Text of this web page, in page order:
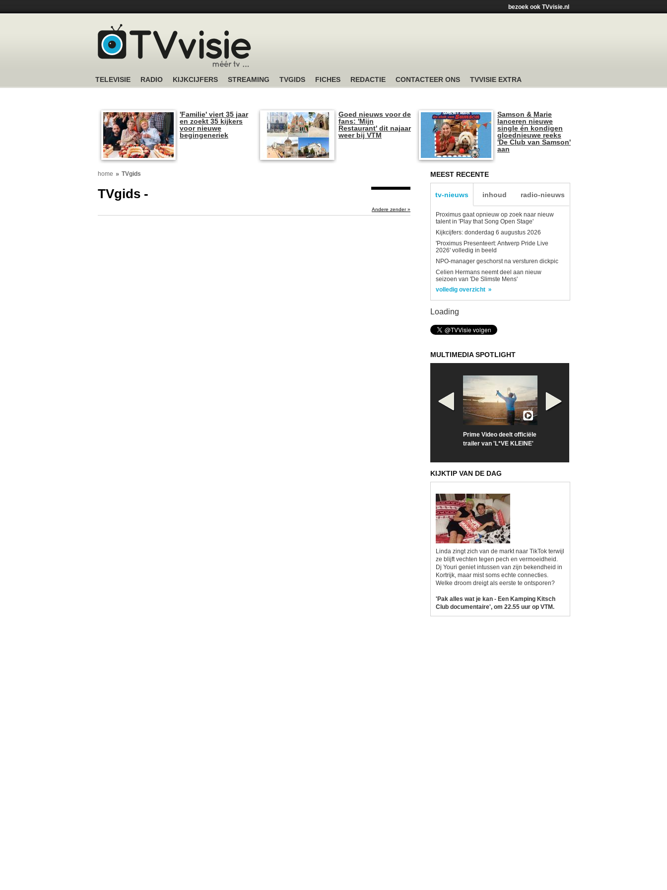
bezoek ook TVvisie.nl
TELEVISIE RADIO KIJKCIJFERS STREAMING TVGIDS FICHES REDACTIE CONTACTEER ONS TVVISIE EXTRA
'Familie' viert 35 jaar
en zoekt 35 kijkers
voor nieuwe
begingeneriek
Goed nieuws voor de
fans: 'Mijn
Restaurant' dit najaar
weer bij VTM
Samson & Marie
lanceren nieuwe
single én kondigen
gloednieuwe reeks
'De Club van Samson'
aan
home TVgids
TVgids -
Andere zender »
MEEST RECENTE
tv-nieuws inhoud radio-nieuws
Proximus gaat opnieuw op zoek naar nieuw
talent in 'Play that Song Open Stage'
Kijkcijfers: donderdag 6 augustus 2026
'Proximus Presenteert: Antwerp Pride Live
2026' volledig in beeld
NPO-manager geschorst na versturen dickpic
Celien Hermans neemt deel aan nieuw
seizoen van 'De Slimste Mens'
volledig overzicht
Loading
MULTIMEDIA SPOTLIGHT
Prime Video deelt officiële
trailer van 'L*VE KLEINE'
KIJKTIP VAN DE DAG
Linda zingt zich van de markt naar TikTok terwijl
ze blijft vechten tegen pech en vermoeidheid.
Dj Youri geniet intussen van zijn bekendheid in
Kortrijk, maar mist soms echte connecties.
Welke droom dreigt als eerste te ontsporen?
'Pak alles wat je kan - Een Kamping Kitsch
Club documentaire', om 22.55 uur op VTM.